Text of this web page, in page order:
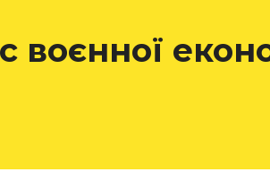
воєнної